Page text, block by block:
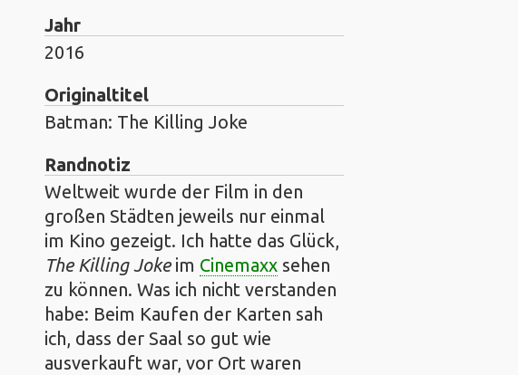
Jahr
2016
Originaltitel
Batman: The Killing Joke
Randnotiz
Weltweit wurde der Film in den
großen Städten jeweils nur einmal
im Kino gezeigt. Ich hatte das Glück,
The Killing Jokeim Cinemaxx sehen
zu können. Was ich nicht verstanden
habe: Beim Kaufen der Karten sah
ich, dass der Saal so gut wie
ausverkauft war, vor Ort waren